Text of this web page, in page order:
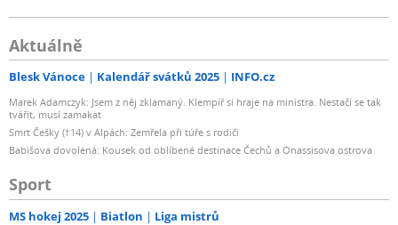
Aktuálně
Blesk Vánoce Kalendář svátků 2025 INFO.cz
Marek Adamczyk: Jsem z něj zklamaný. Klempíř si hraje na ministra. Nestačí se tak
tvářit, musí zamakat
Smrt Češky (†14) v Alpách: Zemřela při túře s rodiči
Babišova dovolená: Kousek od oblíbené destinace Čechů a Onassisova ostrova
Sport
MS hokej 2025 Biatlon Liga mistrů